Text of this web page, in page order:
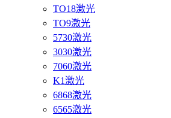
TO18激光
TO9激光
5730激光
3030激光
7060激光
K1激光
6868激光
6565激光